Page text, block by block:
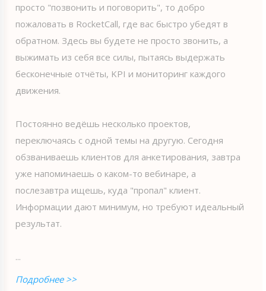
просто "позвонить и поговорить", то добро
пожаловать в RoсketCall, где вас быстро убедят в
обратном. Здесь вы будете не просто звонить, а
выжимать из себя все силы, пытаясь выдержать
бесконечные отчёты, KPI и мониторинг каждого
движения.
Постоянно ведёшь несколько проектов,
переключаясь с одной темы на другую. Сегодня
обзваниваешь клиентов для анкетирования, завтра
уже напоминаешь о каком-то вебинаре, а
послезавтра ищешь, куда "пропал" клиент.
Информации дают минимум, но требуют идеальный
результат.
...
Подробнее >>